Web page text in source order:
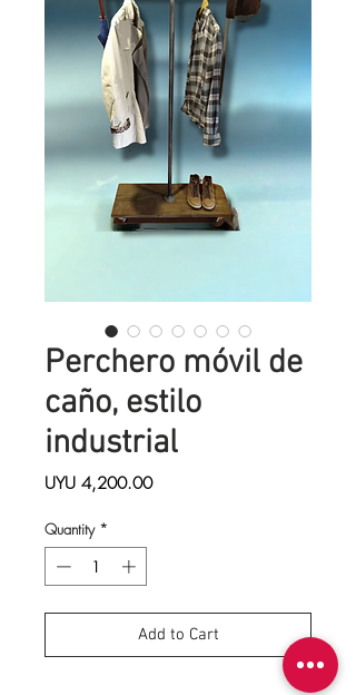
Perchero móvil de
caño, estilo
industrial
UYU 4,200.00Price
Quantity *
Add to Cart